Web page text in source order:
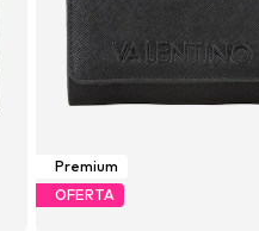
Premium
OFERTA